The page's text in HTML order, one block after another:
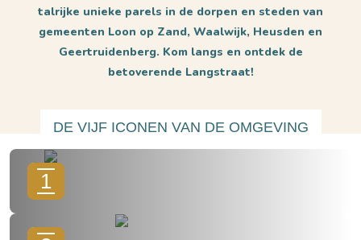
talrijke unieke parels in de dorpen en steden van
gemeenten Loon op Zand, Waalwijk, Heusden en
Geertruidenberg. Kom langs en ontdek de
betoverende Langstraat!
DE VIJF ICONEN VAN DE OMGEVING